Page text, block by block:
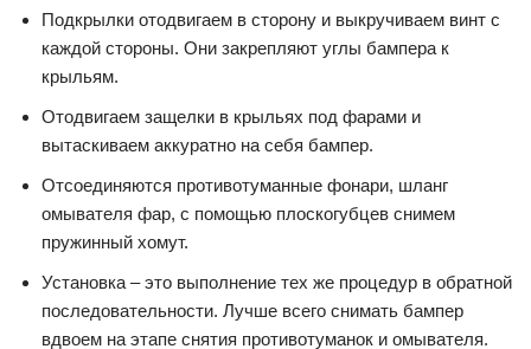
Подкрылки отодвигаем в сторону и выкручиваем винт с
каждой стороны. Они закрепляют углы бампера к
крыльям.
Отодвигаем защелки в крыльях под фарами и
вытаскиваем аккуратно на себя бампер.
Отсоединяются противотуманные фонари, шланг
омывателя фар, с помощью плоскогубцев снимем
пружинный хомут.
Установка – это выполнение тех же процедур в обратной
последовательности. Лучше всего снимать бампер
вдвоем на этапе снятия противотуманок и омывателя.